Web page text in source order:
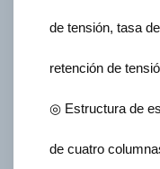
de tensión, tasa
retención de
◎ Estructura de
de cuatro